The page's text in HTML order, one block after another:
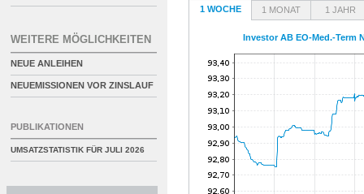
1 WOCHE 1 MONAT 1 JAHR
Investor AB EO-Med.-Term
WEITERE MÖGLICHKEITEN
NEUE ANLEIHEN
NEUEMISSIONEN VOR ZINSLAUF
PUBLIKATIONEN
UMSATZSTATISTIK FÜR JULI 2026